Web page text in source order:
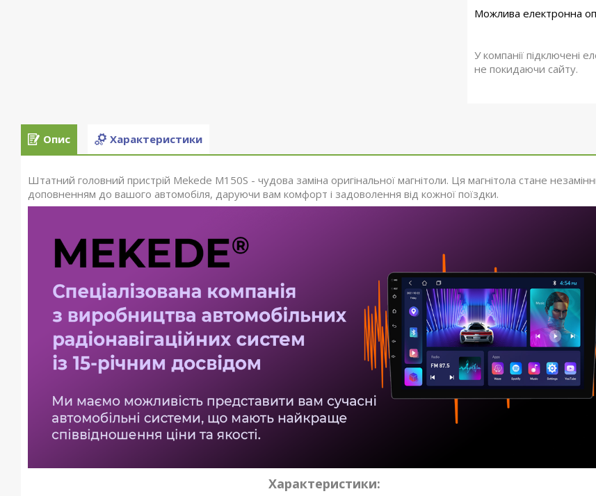
У компанії підключені
не покидаючи сайту.
Опис Характеристики
Штатний головний пристрій Mekede M150S - чудова заміна оригінальної магнітоли. Ця магнітола стане
доповненням до вашого автомобіля, даруючи вам комфорт і задоволення від кожної поїздки.
Характеристики: